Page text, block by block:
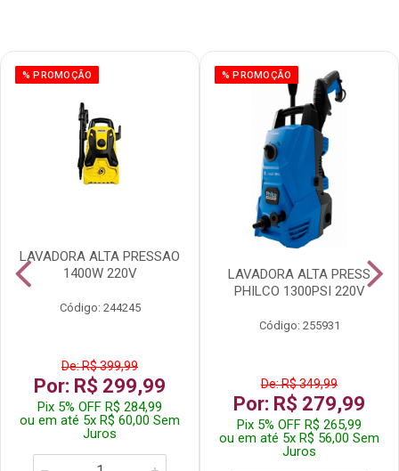
% PROMOÇÃO
LAVADORA ALTA PRESSAO
1400W 220V
Código: 244245
De: R$ 399,99
Por: R$ 299,99
Pix 5% OFF R$ 284,99
ou em até 5x R$ 60,00 Sem
Juros
% PROMOÇÃO
LAVADORA ALTA PRESS
PHILCO 1300PSI 220V
Código: 255931
De: R$ 349,99
Por: R$ 279,99
Pix 5% OFF R$ 265,99
ou em até 5x R$ 56,00 Sem
Juros